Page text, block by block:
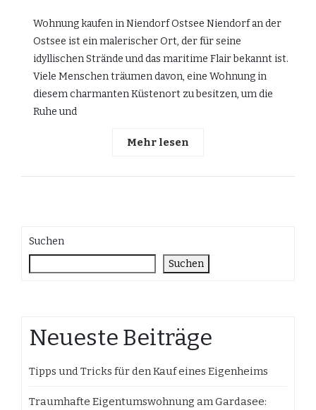
Wohnung kaufen in Niendorf Ostsee Niendorf an der
Ostsee ist ein malerischer Ort, der für seine
idyllischen Strände und das maritime Flair bekannt ist.
Viele Menschen träumen davon, eine Wohnung in
diesem charmanten Küstenort zu besitzen, um die
Ruhe und
Mehr lesen
Suchen
Suchen
Neueste Beiträge
Tipps und Tricks für den Kauf eines Eigenheims
Traumhafte Eigentumswohnung am Gardasee: